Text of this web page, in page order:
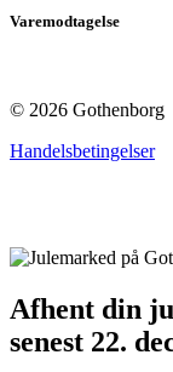
Varemodtagelse
© 2026 Gothenborg
Handelsbetingelser
Afhent din
senest 22.